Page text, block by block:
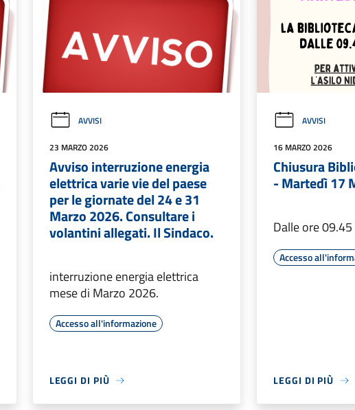
AVVISI
23 MARZO 2026
Avviso interruzione energia
elettrica varie vie del paese
per le giornate del 24 e 31
Marzo 2026. Consultare i
volantini allegati. Il Sindaco.
interruzione energia elettrica
mese di Marzo 2026.
Accesso all'informazione
LEGGI DI PIÙ
AVVISI
16 MARZO 2026
Chiusura
- Martedì 17
Dalle ore
Accesso
LEGGI DI PIÙ